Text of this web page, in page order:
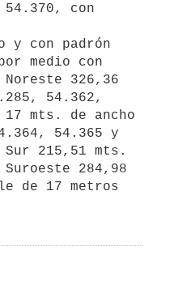
con
y con padrón
medio con
326,36
54.362,
mts. de ancho
54.365 y
215,51 mts.
284,98
de 17 metros